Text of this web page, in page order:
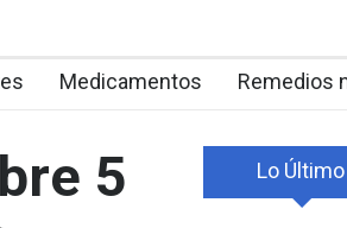
Medicamentos Remedios
5
Lo Último